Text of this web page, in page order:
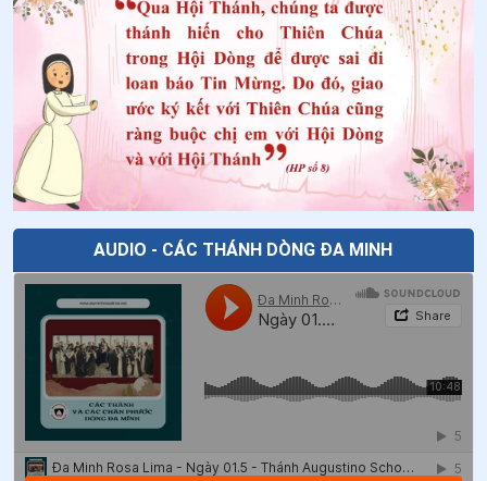
AUDIO - CÁC THÁNH DÒNG ĐA MINH